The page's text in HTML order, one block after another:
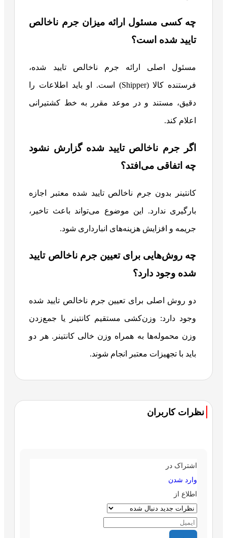
چه کسی مسئول ارائه میزان جرم ناخالص
تایید شده است؟
مسئول اصلی ارائه جرم ناخالص تایید شده،
فرستنده کالا (Shipper) است. او باید اطلاعات را
دقیق، مستند و در موعد مقرر به خط کشتیرانی
اعلام کند.
اگر جرم ناخالص تایید شده گزارش نشود
چه اتفاقی می‌افتد؟
کانتینر بدون جرم ناخالص تایید شده معتبر اجازه
بارگیری ندارد. این موضوع می‌تواند باعث تاخیر،
جریمه و افزایش هزینه‌های انبارداری شود.
چه روش‌هایی برای تعیین جرم ناخالص تایید
شده وجود دارد؟
دو روش اصلی برای تعیین جرم ناخالص تایید شده
وجود دارد: وزن‌کشی مستقیم کانتینر یا جمع‌زدن
وزن محموله‌ها به همراه وزن خالی کانتینر. هر دو
باید با تجهیزات معتبر انجام شوند.
نظرات کاربران
اشتراک در
وارد شدن
اطلاع از